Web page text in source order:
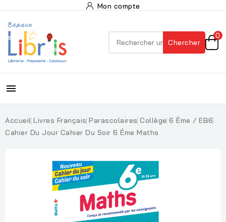
Mon compte
Chercher
0

Accueil Livres Français Parascolaires Collège 6 Ème / EB6
Cahier Du Jour Cahier Du Soir 6 Éme Maths